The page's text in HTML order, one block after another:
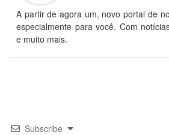
A partir de agora um, novo portal de
especialmente para você. Com
e muito mais.
Subscribe